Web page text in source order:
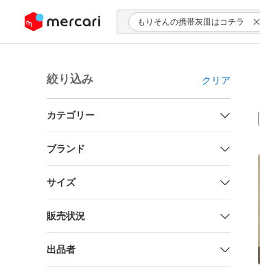
ツにスキップ もりそんの携帯灰皿はコチラ
絞り込み クリア
カテゴリー
ブランド
サイズ
販売状況
出品者